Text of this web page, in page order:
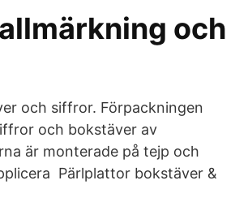
och
och siffror. Förpackningen
och bokstäver av
är monterade på tejp och
Pärlplattor bokstäver &